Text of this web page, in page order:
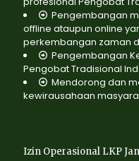
Pengembangan
offline ataupun online
perkembangan zaman
Pengembangan
Pengobat Tradisional
Mendorong dan
kewirausahaan
Izin Operasional LKP